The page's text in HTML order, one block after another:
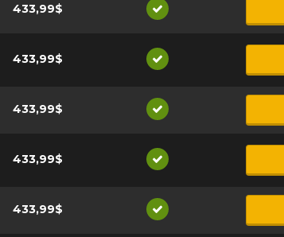
433,99$
Disponible
433,99$
Disponible
433,99$
Disponible
433,99$
Disponible
433,99$
Disponible